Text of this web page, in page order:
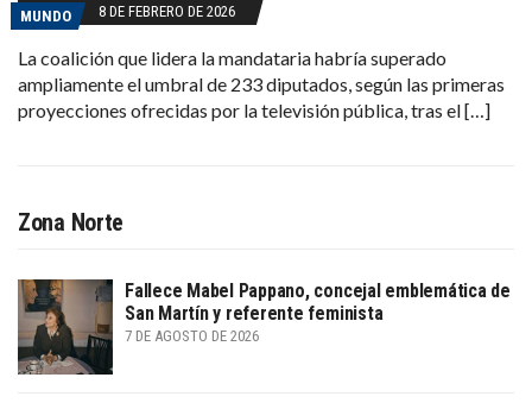
MUNDO 8 DE FEBRERO DE 2026
La coalición que lidera la mandataria habría superado
ampliamente el umbral de 233 diputados, según las primeras
proyecciones ofrecidas por la televisión pública, tras el […]
Zona Norte
Fallece Mabel Pappano, concejal emblemática de
San Martín y referente feminista
7 DE AGOSTO DE 2026